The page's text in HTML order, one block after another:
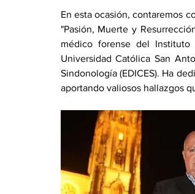
En esta ocasión, contaremos
"Pasión, Muerte y
médico forense del
Universidad Católica San
Sindonología (EDICES). Ha
aportando valiosos hallazgos